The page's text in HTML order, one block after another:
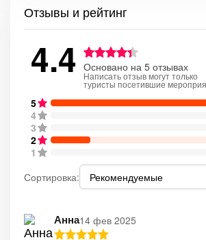
Отзывы и рейтинг
4.4 Основано на 5 отзывах
Написать отзыв могут только
туристы посетившие
5
4
3
2
1
Сортировка:
Анна14 фев 2025